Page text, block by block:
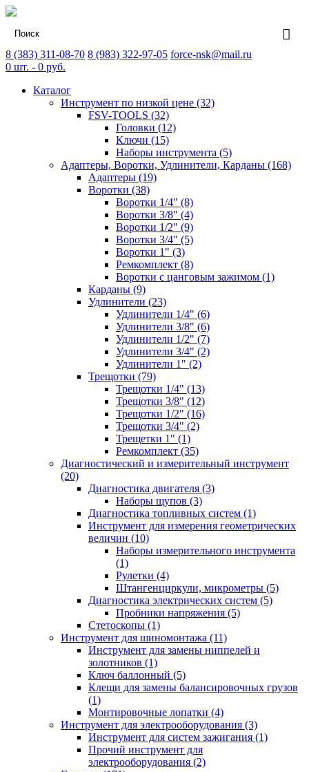
8 (383) 311-08-70 8 (983) 322-97-05 force-nsk@mail.ru
0 шт. - 0 руб.
Каталог
Инструмент по низкой цене (32)
FSV-TOOLS (32)
Головки (12)
Ключи (15)
Наборы инструмента (5)
Адаптеры, Воротки, Удлинители, Карданы (168)
Адаптеры (19)
Воротки (38)
Воротки 1/4" (8)
Воротки 3/8" (4)
Воротки 1/2" (9)
Воротки 3/4" (5)
Воротки 1" (3)
Ремкомплект (8)
Воротки с цанговым зажимом (1)
Карданы (9)
Удлинители (23)
Удлинители 1/4" (6)
Удлинители 3/8" (6)
Удлинители 1/2" (7)
Удлинители 3/4" (2)
Удлинители 1" (2)
Трещотки (79)
Трещотки 1/4" (13)
Трещотки 3/8" (12)
Трещотки 1/2" (16)
Трещотки 3/4" (2)
Трещетки 1" (1)
Ремкомплект (35)
Диагностический и измерительный инструмент
(20)
Диагностика двигателя (3)
Наборы щупов (3)
Диагностика топливных систем (1)
Инструмент для измерения геометрических
величин (10)
Наборы измерительного инструмента
(1)
Рулетки (4)
Штангенциркули, микрометры (5)
Диагностика электрических систем (5)
Пробники напряжения (5)
Стетоскопы (1)
Инструмент для шиномонтажа (11)
Инструмент для замены ниппелей и
золотников (1)
Ключ баллонный (5)
Клещи для замены балансировочных грузов
(1)
Монтировочные лопатки (4)
Инструмент для электрооборудования (3)
Инструмент для систем зажигания (1)
Прочий инструмент для
электрооборудования (2)